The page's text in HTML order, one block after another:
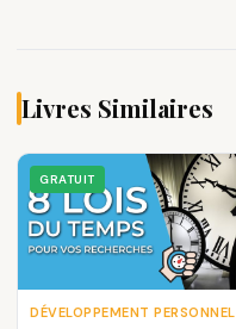
Livres Similaires
GRATUIT
DÉVELOPPEMENT PERSONNEL